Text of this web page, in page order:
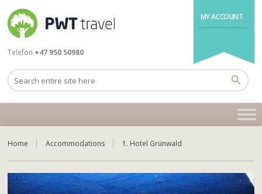
MY ACCOUNT
Telefon +47 950 50980
Home Accommodations 1. Hotel Grünwald